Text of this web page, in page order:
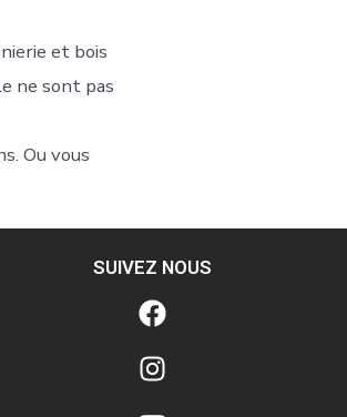
et bois
ne sont pas
Ou vous
SUIVEZ NOUS